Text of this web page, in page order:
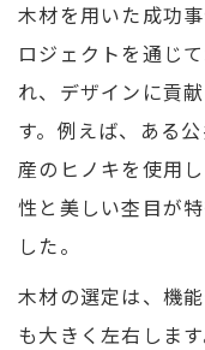
木材を用いた成功
ロジェクトを通じ
れ、デザインに貢
す。例えば、ある
産のヒノキを使用
性と美しい杢目が
した。
木材の選定は、機
も大きく左右しま